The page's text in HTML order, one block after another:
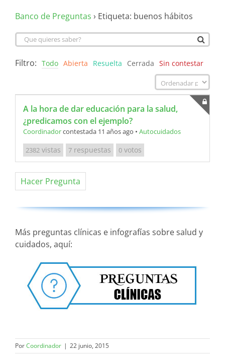
Banco de Preguntas › Etiqueta: buenos hábitos
Filtro: Todo Abierta Resuelta Cerrada Sin contestar
A la hora de dar educación para la salud,
¿predicamos con el ejemplo?
Coordinadorcontestada 11 años ago • Autocuidados
2382 vistas 7 respuestas 0 votos
Hacer Pregunta
Más preguntas clínicas e infografías sobre salud y
cuidados, aquí:
PorCoordinador | 22 junio, 2015